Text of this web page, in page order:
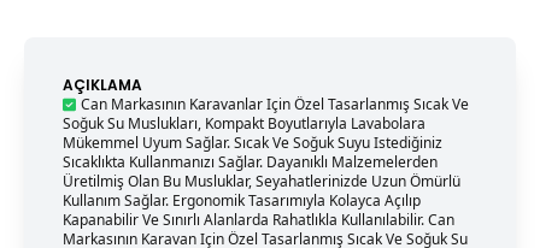
AÇIKLAMA
Can Markasının Karavanlar Için Özel Tasarlanmış Sıcak Ve
Soğuk Su Muslukları, Kompakt Boyutlarıyla Lavabolara
Mükemmel Uyum Sağlar. Sıcak Ve Soğuk Suyu Istediğiniz
Sıcaklıkta Kullanmanızı Sağlar. Dayanıklı Malzemelerden
Üretilmiş Olan Bu Musluklar, Seyahatlerinizde Uzun Ömürlü
Kullanım Sağlar. Ergonomik Tasarımıyla Kolayca Açılıp
Kapanabilir Ve Sınırlı Alanlarda Rahatlıkla Kullanılabilir. Can
Markasının Karavan Için Özel Tasarlanmış Sıcak Ve Soğuk Su